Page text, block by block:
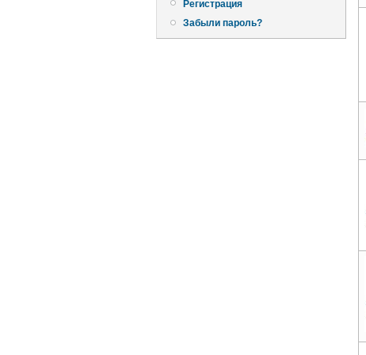
Регистрация
Забыли пароль?